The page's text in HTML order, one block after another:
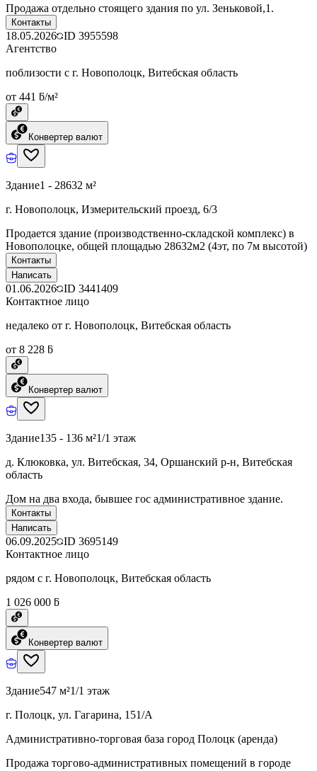
Продажа отдельно стоящего здания по ул. Зеньковой,1.
Контакты
18.05.2026 ID 3955598
Агентство
поблизости с г. Новополоцк, Витебская область
от 441 ƃ/м²
Конвертер валют
Здание1 - 28632 м²
г. Новополоцк, Измерительский проезд, 6/3
Продается здание (производственно-складской комплекс) в
Новополоцке, общей площадью 28632м2 (4эт, по 7м высотой)
Контакты
Написать
01.06.2026 ID 3441409
Контактное лицо
недалеко от г. Новополоцк, Витебская область
от 8 228 ƃ
Конвертер валют
Здание135 - 136 м²1/1 этаж
д. Клюковка, ул. Витебская, 34, Оршанский р-н, Витебская
область
Дом на два входа, бывшее гос административное здание.
Контакты
Написать
06.09.2025 ID 3695149
Контактное лицо
рядом с г. Новополоцк, Витебская область
1 026 000 ƃ
Конвертер валют
Здание547 м²1/1 этаж
г. Полоцк, ул. Гагарина, 151/А
Административно-торговая база город Полоцк (аренда)
Продажа торгово-административных помещений в городе